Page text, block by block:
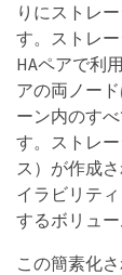
りにストレ
す。ストレ
HAペアで利
アの両ノー
ーン内のす
す。ストレ
ス）が作成
イラビリテ
するボリュー
この簡素化